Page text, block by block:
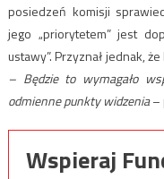
posiedzeń komisji
jego „priorytetem” jest
ustawy”. Przyznał jednak,
– Będzie to wymagało
odmienne punkty widzenia–
Wspieraj